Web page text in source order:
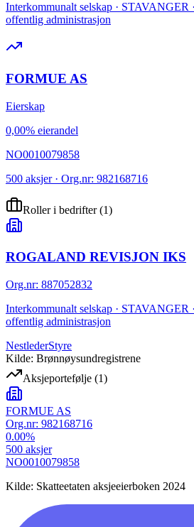
Interkommunalt selskap · STAVANGER
offentlig administrasjon
FORMUE AS
Eierskap
0,00% eierandel
NO0010079858
500 aksjer · Org.nr: 982168716
Roller i bedrifter(1)
ROGALAND REVISJON IKS
Org.nr: 887052832
Interkommunalt selskap · STAVANGER
offentlig administrasjon
NestlederStyre
Kilde: Brønnøysundregistrene
Aksjeportefølje (1)
FORMUE AS
Org.nr: 982168716
0.00%
500 aksjer
NO0010079858
Kilde: Skatteetaten aksjeeierboken 2024